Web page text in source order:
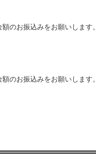
のお振込みをお願いします。
のお振込みをお願いします。